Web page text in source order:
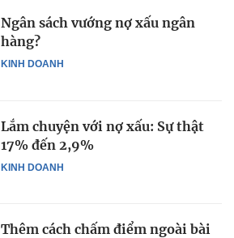
KINH DOANH
Ngân sách vướng nợ xấu ngân
hàng?
KINH DOANH
Lắm chuyện với nợ xấu: Sự thật
17% đến 2,9%
Thêm cách chấm điểm ngoài bài